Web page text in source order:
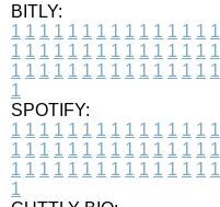
BITLY:
1 1 1 1 1 1 1 1 1 1 1 1 1 1 1
1 1 1 1 1 1 1 1 1 1 1 1 1 1 1
1 1 1 1 1 1 1 1 1 1 1 1 1 1 1
1
SPOTIFY:
1 1 1 1 1 1 1 1 1 1 1 1 1 1 1
1 1 1 1 1 1 1 1 1 1 1 1 1 1 1
1 1 1 1 1 1 1 1 1 1 1 1 1 1 1
1